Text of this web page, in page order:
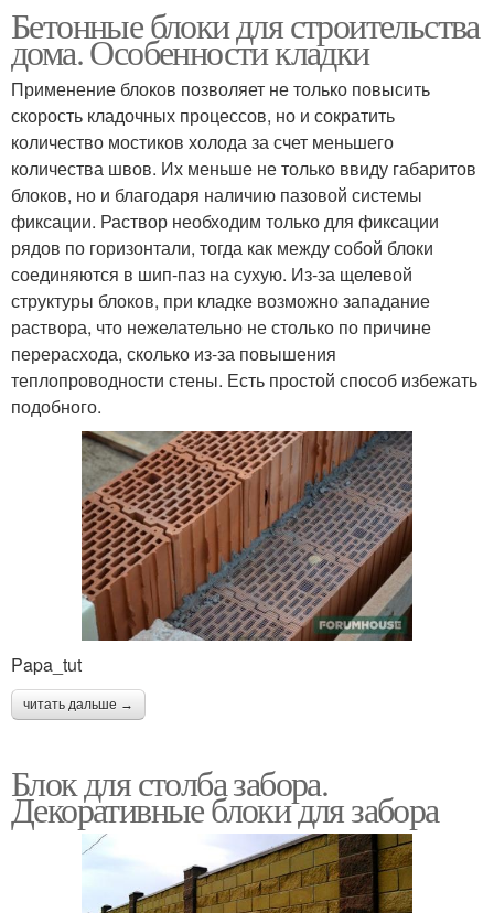
Бетонные блоки для строительства
дома. Особенности кладки
Применение блоков позволяет не только повысить
скорость кладочных процессов, но и сократить
количество мостиков холода за счет меньшего
количества швов. Их меньше не только ввиду габаритов
блоков, но и благодаря наличию пазовой системы
фиксации. Раствор необходим только для фиксации
рядов по горизонтали, тогда как между собой блоки
соединяются в шип-паз на сухую. Из-за щелевой
структуры блоков, при кладке возможно западание
раствора, что нежелательно не столько по причине
перерасхода, сколько из-за повышения
теплопроводности стены. Есть простой способ избежать
подобного.
Papa_tut
читать дальше →
Блок для столба забора.
Декоративные блоки для забора